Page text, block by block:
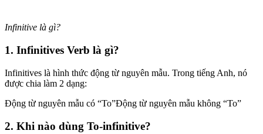
Infinitive là gì?
1. Infinitives Verb là gì?
Infinitives là hình thức động từ nguyên mẫu. Trong tiếng Anh, nó
được chia làm 2 dạng:
Động từ nguyên mẫu có “To”Động từ nguyên mẫu không “To”
2. Khi nào dùng To-infinitive?